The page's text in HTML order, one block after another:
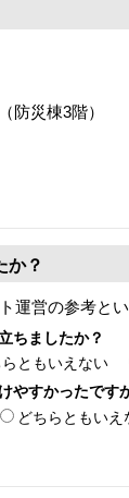
防災棟3階）
か？
運営の参考とい
ちましたか？
らともいえない
やすかったです
どちらともいえ